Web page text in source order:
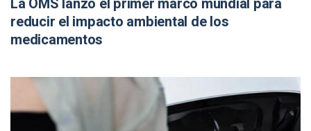
reducir el impacto ambiental de los
medicamentos